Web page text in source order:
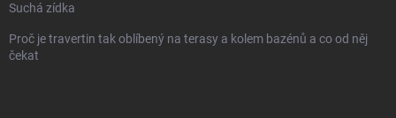
Suchá zídka
Proč je travertin tak oblíbený na terasy a kolem bazénů a co od něj
čekat